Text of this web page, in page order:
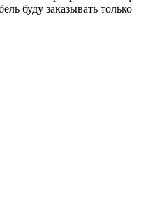
буду заказывать только